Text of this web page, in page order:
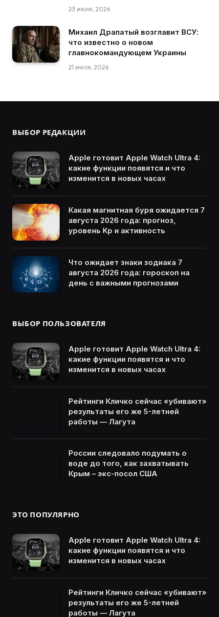
23 июля, 2026
Михаил Драпатый возглавит ВСУ:
что известно о новом
главнокомандующем Украины
21 июля, 2026
ВЫБОР РЕДАКЦИИ
Apple готовит Apple Watch Ultra 4:
какие функции появятся и что
изменится в новых часах
Какая магнитная буря ожидается 7
августа 2026 года: прогноз,
уровень Kp и активность
Что ожидает знаки зодиака 7
августа 2026 года: гороскоп на
день с важными прогнозами
ВЫБОР ПОЛЬЗОВАТЕЛЯ
Apple готовит Apple Watch Ultra 4:
какие функции появятся и что
изменится в новых часах
Рейтинги Кличко сейчас «убивают»
результаты его же 5-летней
работы — Лагута
России следовало подумать о
воде до того, как захватывать
Крым – экс-посол США
ЭТО ПОПУЛЯРНО
Apple готовит Apple Watch Ultra 4:
какие функции появятся и что
изменится в новых часах
Рейтинги Кличко сейчас «убивают»
результаты его же 5-летней
работы — Лагута